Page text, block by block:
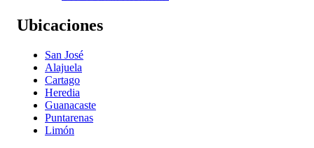
Ubicaciones
San José
Alajuela
Cartago
Heredia
Guanacaste
Puntarenas
Limón